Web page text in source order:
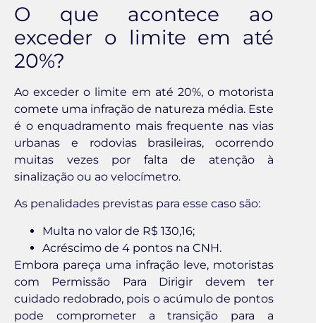
O que acontece ao
exceder o limite em até
20%?
Ao exceder o limite em até 20%, o motorista
comete uma infração de natureza média. Este
é o enquadramento mais frequente nas vias
urbanas e rodovias brasileiras, ocorrendo
muitas vezes por falta de atenção à
sinalização ou ao velocímetro.
As penalidades previstas para esse caso são:
Multa no valor de R$ 130,16;
Acréscimo de 4 pontos na CNH.
Embora pareça uma infração leve, motoristas
com Permissão Para Dirigir devem ter
cuidado redobrado, pois o acúmulo de pontos
pode comprometer a transição para a